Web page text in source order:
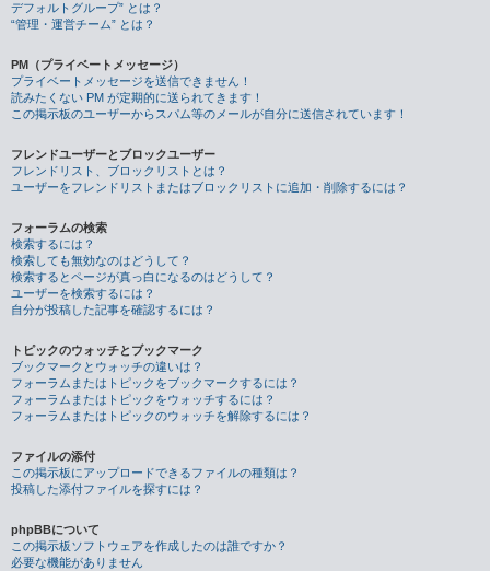
デフォルトグループ” とは？
“管理・運営チーム” とは？
PM（プライベートメッセージ）
プライベートメッセージを送信できません！
読みたくない PM が定期的に送られてきます！
この掲示板のユーザーからスパム等のメールが自分に送信されています！
フレンドユーザーとブロックユーザー
フレンドリスト、ブロックリストとは？
ユーザーをフレンドリストまたはブロックリストに追加・削除するには？
フォーラムの検索
検索するには？
検索しても無効なのはどうして？
検索するとページが真っ白になるのはどうして？
ユーザーを検索するには？
自分が投稿した記事を確認するには？
トピックのウォッチとブックマーク
ブックマークとウォッチの違いは？
フォーラムまたはトピックをブックマークするには？
フォーラムまたはトピックをウォッチするには？
フォーラムまたはトピックのウォッチを解除するには？
ファイルの添付
この掲示板にアップロードできるファイルの種類は？
投稿した添付ファイルを探すには？
phpBBについて
この掲示板ソフトウェアを作成したのは誰ですか？
必要な機能がありません